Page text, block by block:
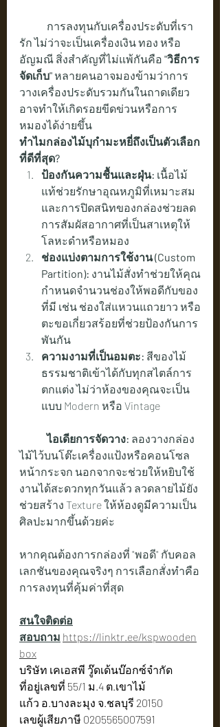
รัก ไม่ว่าจะเป็นเครื่องเงิน ทอง หรือ
อัญมณี สิ่งสำคัญที่ไม่แพ้กันคือ "วิธีการ
จัดเก็บ" หลายคนอาจมองข้ามว่าการ
วางเครื่องประดับรวมกันในถาดเดียว
อาจทำให้เกิดรอยขีดข่วนหรือการ
หมองได้ง่ายขึ้น
ทำไมกล่องไม้บุกำมะหยี่ถึงเป็นตัวเลือก
ที่ดีที่สุด?
ป้องกันความชื้นและฝุ่น: เนื้อไม้
แท้ช่วยรักษาอุณหภูมิที่เหมาะสม
และการปิดสนิทของกล่องช่วยลด
การสัมผัสอากาศที่เป็นสาเหตุให้
โลหะดำหรือหมอง
ช่องแบ่งตามการใช้งาน (Custom
Partition): งานไม้สั่งทำช่วยให้คุณ
กำหนดจำนวนช่องให้พอดีกับของ
ที่มี เช่น ช่องใส่แหวนแถวยาว หรือ
ตะขอเกี่ยวสร้อยที่ช่วยป้องกันการ
พันกัน
ความงามที่เป็นอมตะ: สีของไม้
ธรรมชาติเข้าได้กับทุกสไตล์การ
ตกแต่ง ไม่ว่าห้องของคุณจะเป็น
แบบ Modern หรือ Vintage
	ไอเดียการจัดวาง:
ลองวางกล่อง
ไม้ไว้บนโต๊ะเครื่องแป้งหรือคอนโซล
หน้ากระจก นอกจากจะช่วยให้หยิบใช้
งานได้สะดวกทุกวันแล้ว ลวดลายไม้ยัง
ช่วยสร้าง Texture ให้ห้องดูมีความเป็น
ศิลปะมากขึ้นด้วยค่ะ
หากคุณต้องการกล่องที่ "พอดี" กับคอล
เลกชันของคุณจริงๆ การเลือกสั่งทำคือ
การลงทุนที่คุ้มค่าที่สุด
สนใจติดต่อ
สอบถาม https://linktr.ee/kspwooden
box
บริษัท เคเอสพี วู๊ดเด้นบ๊อกซ์จำกัด
ที่อยู่เลขที่ 55/1 ม.4 ต.เขาไม้
แก้ว อ.บางละมุง จ.ชลบุรี 20150
เลขผู้เสียภาษี 0205565007591